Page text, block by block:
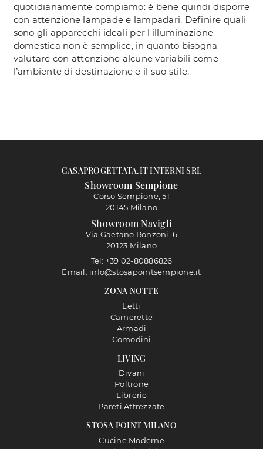
quotidianamente compiamo: è bene quindi disporre
con attenzione lampade e lampadari. Definire quali
sono gli apparecchi ideali per l'illuminazione
domestica non è semplice, in quanto bisogna
valutare con attenzione alcune variabili come
l’ambiente di destinazione e il suo stile.
STOSA POINT MILANO
Cucine Moderne
LIVING
Divani
Poltrone
Librerie
Pareti Attrezzate
ZONA NOTTE
Letti
Camerette
Armadi
Comodini
CASAPROGETTATA.IT INTERNI SRL
Showroom Sempione
Corso Sempione, 51
20145 Milano
Showroom Navigli
Via Gaetano Ronzoni, 6
20123 Milano
Tel: +39 02-80886826
Email: info@stosapointsempione.it